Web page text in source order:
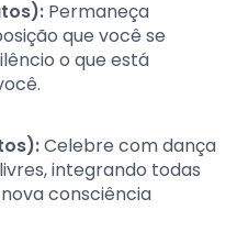
Permaneça
que você se
o que está
Celebre com dança
integrando todas
consciência